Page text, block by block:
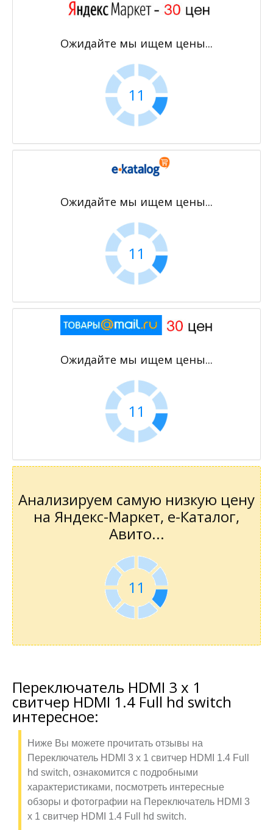
Ожидайте мы ищем цены...
11
Ожидайте мы ищем цены...
11
Ожидайте мы ищем цены...
11
Анализируем самую низкую цену
на Яндекс-Маркет, е-Каталог,
Авито...
11
Переключатель HDMI 3 x 1
свитчер HDMI 1.4 Full hd switch
интересное:
Ниже Вы можете прочитать отзывы на
Переключатель HDMI 3 x 1 свитчер HDMI 1.4 Full
hd switch, ознакомится с подробными
характеристиками, посмотреть интересные
обзоры и фотографии на Переключатель HDMI 3
x 1 свитчер HDMI 1.4 Full hd switch.